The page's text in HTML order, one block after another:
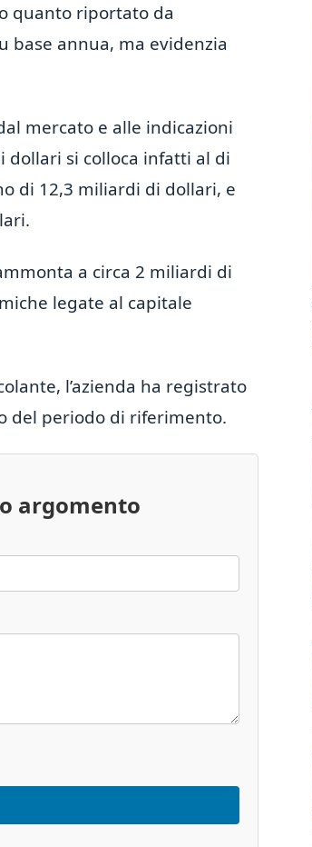
quanto riportato da
base annua, ma evidenzia
mercato e alle indicazioni
dollari si colloca infatti al di
di 12,3 miliardi di dollari, e
a circa 2 miliardi di
legate al capitale
l’azienda ha registrato
del periodo di riferimento.
argomento